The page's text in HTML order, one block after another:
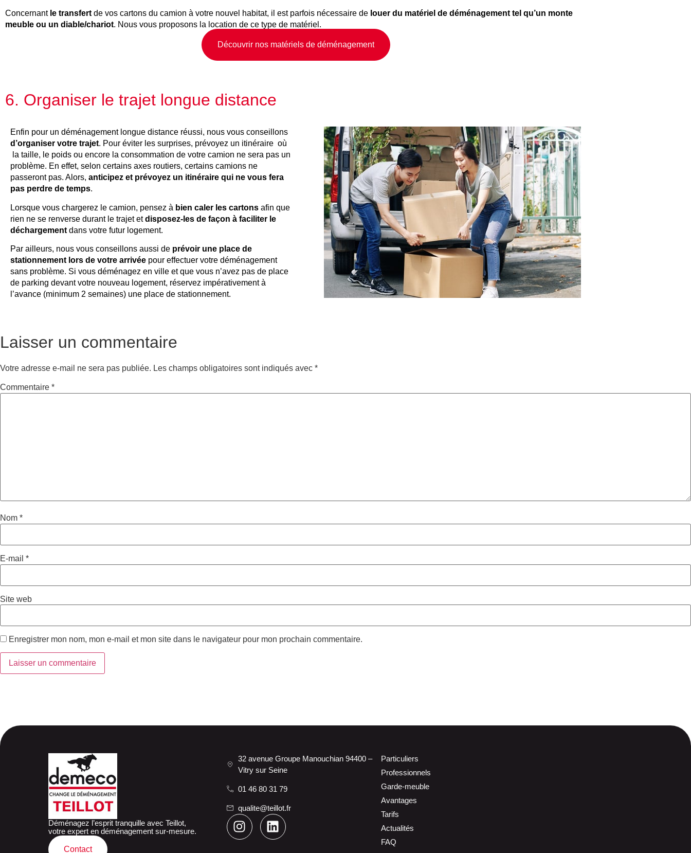
Concernant le transfert de vos cartons du camion à votre nouvel habitat, il est parfois nécessaire de louer du matériel de déménagement tel qu’un monte
meuble ou un diable/chariot. Nous vous proposons la location de ce type de matériel.
Découvrir nos matériels de déménagement
6. Organiser le trajet longue distance
Enfin pour un déménagement longue distance réussi, nous vous conseillons
d’organiser votre trajet. Pour éviter les surprises, prévoyez un itinéraire où
la taille, le poids ou encore la consommation de votre camion ne sera pas un
problème. En effet, selon certains axes routiers, certains camions ne
passeront pas. Alors, anticipez et prévoyez un itinéraire qui ne vous fera
pas perdre de temps.
Lorsque vous chargerez le camion, pensez à bien caler les cartons afin que
rien ne se renverse durant le trajet etdisposez-les de façon à faciliter le
déchargement dans votre futur logement.
Par ailleurs, nous vous conseillons aussi de prévoir une place de
stationnement lors de votre arrivée pour effectuer votre déménagement
sans problème. Si vous déménagez en ville et que vous n’avez pas de place
de parking devant votre nouveau logement, réservez impérativement à
l’avance (minimum 2 semaines) une place de stationnement.
Laisser un commentaire
Votre adresse e-mail ne sera pas publiée. Les champs obligatoires sont indiqués avec *
Commentaire *
Nom *
E-mail *
Site web
Enregistrer mon nom, mon e-mail et mon site dans le navigateur pour mon prochain commentaire.
Déménagez l’esprit tranquille avec Teillot,
votre expert en déménagement sur-mesure.
Contact
32 avenue Groupe Manouchian 94400 –
Vitry sur Seine
01 46 80 31 79
qualite@teillot.fr
Particuliers
Professionnels
Garde-meuble
Avantages
Tarifs
Actualités
FAQ